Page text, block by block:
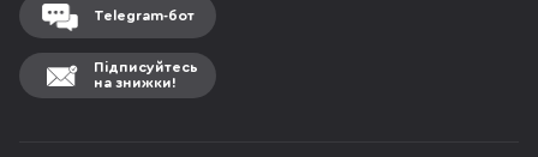
Telegram-бот
Підписуйтесь
на знижки!